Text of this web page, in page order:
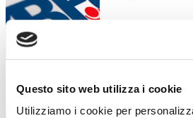
Questo sito web utilizza i cookie
Utilizziamo i cookie per
9 Febbraio 2026
Cosa significa
meccatronico?